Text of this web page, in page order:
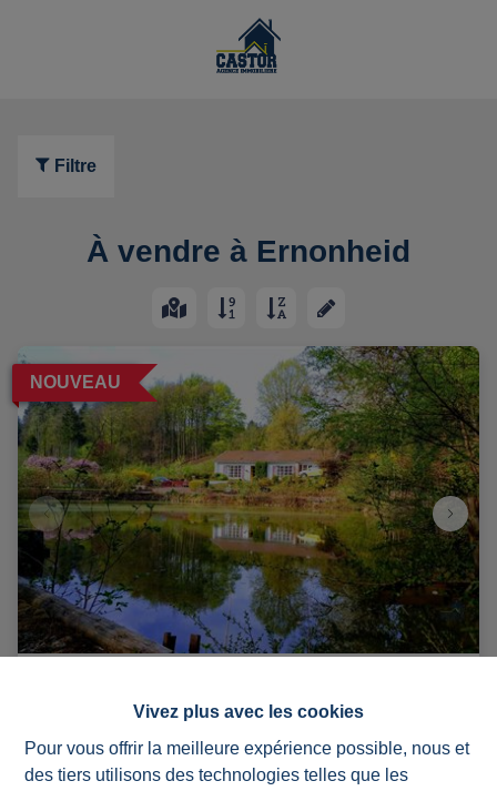
Vivez plus avec les cookies
Pour vous offrir la meilleure expérience possible, nous et
des tiers utilisons des technologies telles que les
Filtre
À vendre à Ernonheid
NOUVEAU
4920 Ernonheid | Ref: 572